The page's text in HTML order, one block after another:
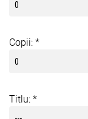
Copii: *
Titlu: *